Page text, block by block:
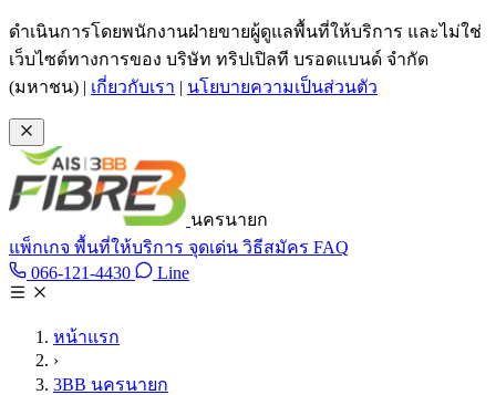
ข้ามไปเนื้อหาหลัก
ดำเนินการโดยพนักงานฝ่ายขายผู้ดูแลพื้นที่ให้บริการ และไม่ใช่
เว็บไซต์ทางการของ บริษัท ทริปเปิลที บรอดแบนด์ จำกัด
(มหาชน) | เกี่ยวกับเรา | นโยบายความเป็นส่วนตัว
นครนายก
แพ็กเกจ พื้นที่ให้บริการ จุดเด่น วิธีสมัคร FAQ
066-121-4430 โทร 066-121-4430
LineLine @tan3bb
หน้าแรก
›
3BB นครนายก